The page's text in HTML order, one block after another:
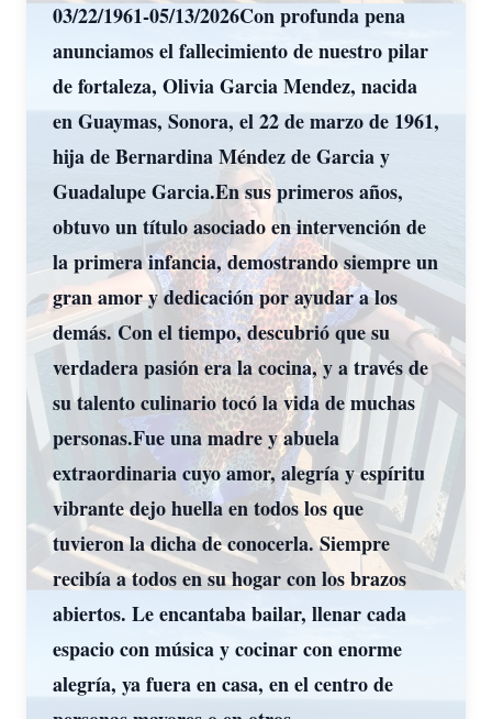
03/22/1961-05/13/2026Con profunda pena
anunciamos el fallecimiento de nuestro pilar
de fortaleza, Olivia Garcia Mendez, nacida
en Guaymas, Sonora, el 22 de marzo de 1961,
hija de Bernardina Méndez de Garcia y
Guadalupe Garcia.En sus primeros años,
obtuvo un título asociado en intervención de
la primera infancia, demostrando siempre un
gran amor y dedicación por ayudar a los
demás. Con el tiempo, descubrió que su
verdadera pasión era la cocina, y a través de
su talento culinario tocó la vida de muchas
personas.Fue una madre y abuela
extraordinaria cuyo amor, alegría y espíritu
vibrante dejo huella en todos los que
tuvieron la dicha de conocerla. Siempre
recibía a todos en su hogar con los brazos
abiertos. Le encantaba bailar, llenar cada
espacio con música y cocinar con enorme
alegría, ya fuera en casa, en el centro de